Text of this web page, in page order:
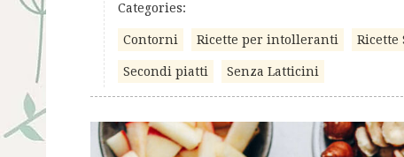
Categories:
Contorni Ricette per intolleranti Ricette
Secondi piatti Senza Latticini